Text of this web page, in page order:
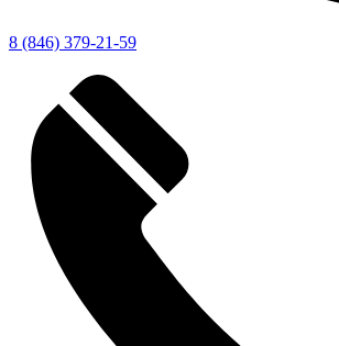
8 (846) 379-21-59